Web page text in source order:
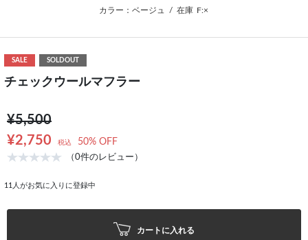
カラー：ベージュ / 在庫 F:×
SALE SOLDOUT
チェックウールマフラー
¥5,500
¥2,750
税込 50% OFF
（0件のレビュー）
11 人がお気に入りに登録中
カートに入れる